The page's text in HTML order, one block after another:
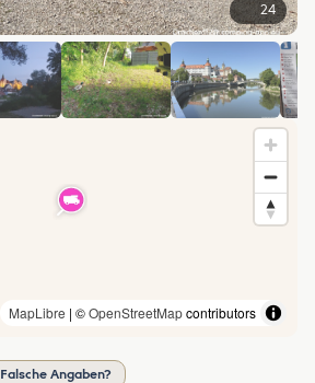
24
MapLibre | ©OpenStreetMapcontributors
Falsche Angaben?